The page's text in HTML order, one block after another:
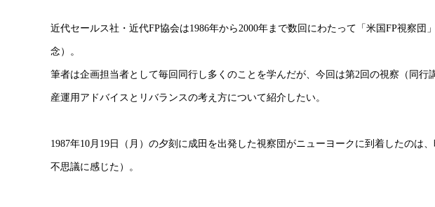
近代セールス社・近代FP協会は1986年から2000年まで数回にわたって「米国FP視察団
念）。
筆者は企画担当者として毎回同行し多くのことを学んだが、今回は第2回の視察（同
産運用アドバイスとリバランスの考え方について紹介したい。
1987年10月19日（月）の夕刻に成田を出発した視察団がニューヨークに到着したのは
不思議に感じた）。